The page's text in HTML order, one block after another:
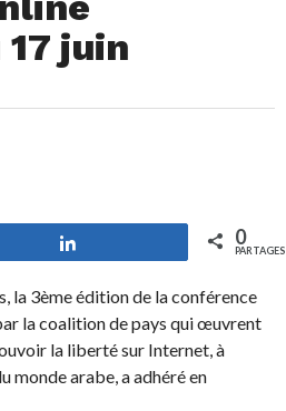
juin
0
PARTAGES
la 3ème édition de la conférence
la coalition de pays qui œuvrent
la liberté sur Internet, à
monde arabe, a adhéré en